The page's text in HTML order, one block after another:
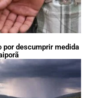
por descumprir medida